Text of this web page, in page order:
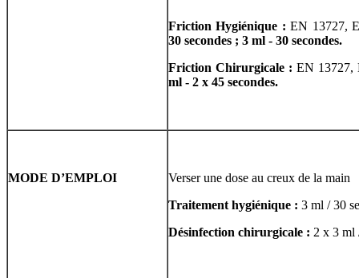
Friction Hygiénique :EN 13727,
30 secondes ; 3 ml - 30 secondes.
Friction Chirurgicale :EN
ml - 2 x 45 secondes.
MODE D’EMPLOI
Verser une dose au creux de la main
Traitement hygiénique : 3 ml / 30
Désinfection chirurgicale : 2 x 3 ml